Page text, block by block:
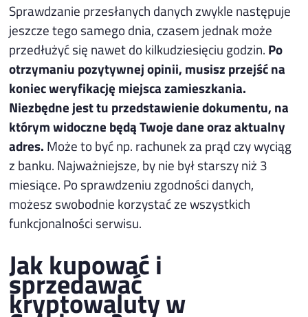
Sprawdzanie przesłanych danych zwykle następuje
jeszcze tego samego dnia, czasem jednak może
przedłużyć się nawet do kilkudziesięciu godzin. Po
otrzymaniu pozytywnej opinii, musisz przejść na
koniec weryfikację miejsca zamieszkania.
Niezbędne jest tu przedstawienie dokumentu, na
którym widoczne będą Twoje dane oraz aktualny
adres. Może to być np. rachunek za prąd czy wyciąg
z banku. Najważniejsze, by nie był starszy niż 3
miesiące. Po sprawdzeniu zgodności danych,
możesz swobodnie korzystać ze wszystkich
funkcjonalności serwisu.
Jak kupować i
sprzedawać
kryptowaluty w